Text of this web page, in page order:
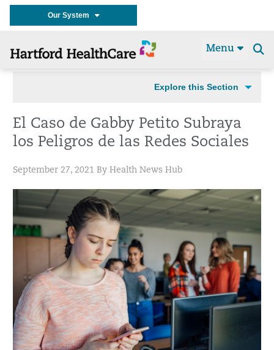
Our System
Menu
Explore this Section
El Caso de Gabby Petito Subraya
los Peligros de las Redes Sociales
September 27, 2021 By Health News Hub